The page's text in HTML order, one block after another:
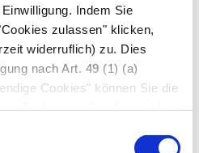
Indem Sie
zulassen" klicken,
widerruflich) zu. Dies
nach Art. 49 (1) (a)
Cookies" können Sie die
überzeugend
konnte.
Medikamente,
einwirkende